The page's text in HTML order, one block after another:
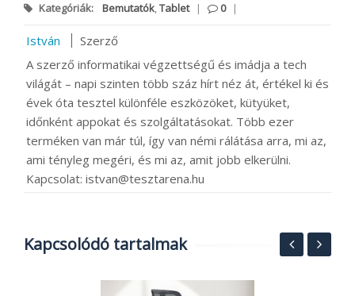
Kategóriák: Bemutatók,Tablet | 0 |
István
Szerző
A szerző informatikai végzettségű és imádja a tech
világát – napi szinten több száz hírt néz át, értékel ki és
évek óta tesztel különféle eszközöket, kütyüket,
időnként appokat és szolgáltatásokat. Több ezer
terméken van már túl, így van némi rálátása arra, mi az,
ami tényleg megéri, és mi az, amit jobb elkerülni.
Kapcsolat: istvan@tesztarena.hu
Kapcsolódó tartalmak